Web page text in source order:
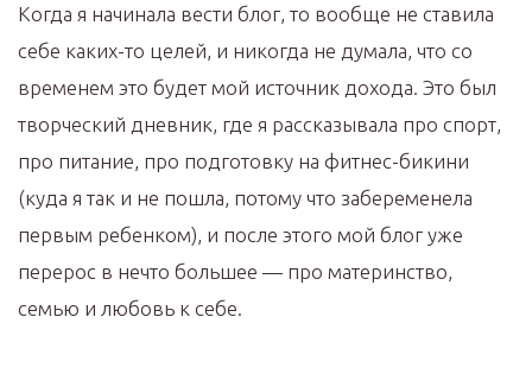
Когда я начинала вести блог, то вообще не ставила
себе каких-то целей, и никогда не думала, что со
временем это будет мой источник дохода. Это был
творческий дневник, где я рассказывала про спорт,
про питание, про подготовку на фитнес-бикини
(куда я так и не пошла, потому что забеременела
первым ребенком), и после этого мой блог уже
перерос в нечто большее — про материнство,
семью и любовь к себе.